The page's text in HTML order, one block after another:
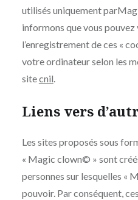
utilisés uniquement
informons que vous pouvez
l’enregistrement de ces «
votre ordinateur selon les
sitecnil.
Liens vers
Les sites proposés sous
« Magic clown© » sont
personnes sur lesquelles «
pouvoir. Par conséquent,